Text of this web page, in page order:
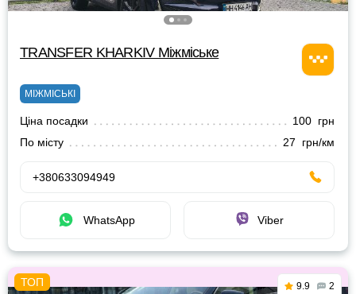
TRANSFER KHARKIV Міжміське
МІЖМІСЬКІ
Ціна посадки
100 грн
По місту
27 грн/км
+380633094949
WhatsApp Viber
9.9 2